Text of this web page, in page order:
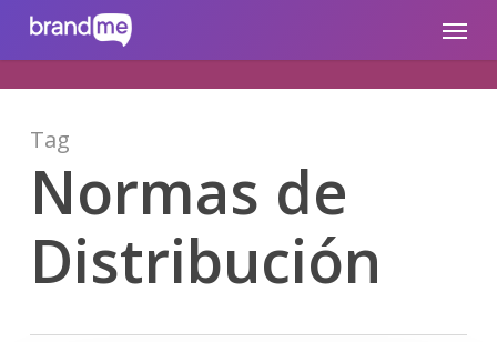
brandme.la Menu
Tag
Normas de
Distribución